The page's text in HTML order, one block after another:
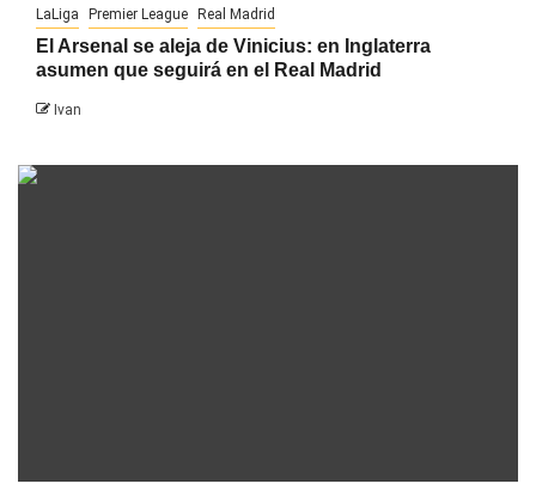
LaLiga Premier League Real Madrid
El Arsenal se aleja de Vinicius: en Inglaterra
asumen que seguirá en el Real Madrid
Ivan